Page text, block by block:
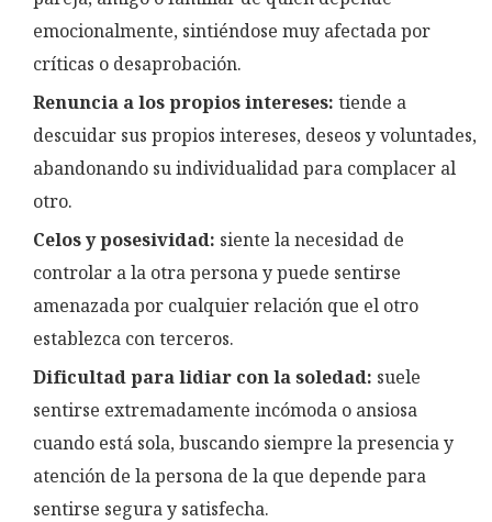
emocionalmente, sintiéndose muy afectada por
críticas o desaprobación.
Renuncia a los propios intereses: tiende a
descuidar sus propios intereses, deseos y voluntades,
abandonando su individualidad para complacer al
otro.
Celos y posesividad: siente la necesidad de
controlar a la otra persona y puede sentirse
amenazada por cualquier relación que el otro
establezca con terceros.
Dificultad para lidiar con la soledad: suele
sentirse extremadamente incómoda o ansiosa
cuando está sola, buscando siempre la presencia y
atención de la persona de la que depende para
sentirse segura y satisfecha.